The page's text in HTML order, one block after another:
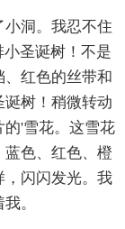
洞。我忍不住
圣诞树！不是
红色的丝带和
树！稍微转动
'雪花。这雪花
色、红色、橙
闪闪发光。我
。